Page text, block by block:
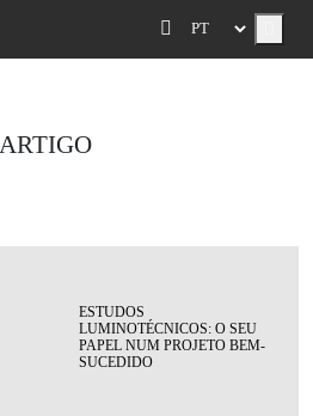
ARTIGO
ESTUDOS
LUMINOTÉCNICOS: O SEU
PAPEL NUM PROJETO BEM-
SUCEDIDO